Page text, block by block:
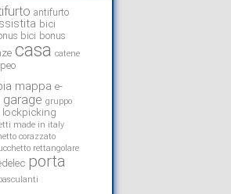
antifurto
bici
bici bonus
casa catene
mappa e-
garage gruppo
lockpicking
made in italy
corazzato
rettangolare
porta